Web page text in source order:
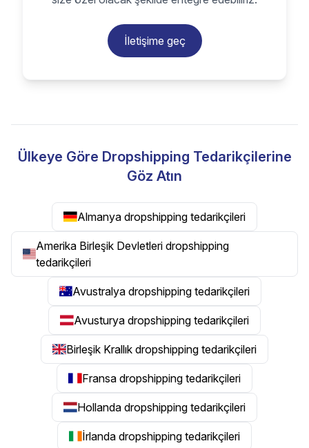
İletişime geç
Ülkeye Göre Dropshipping Tedarikçilerine
Göz Atın
Almanya dropshipping tedarikçileri
Amerika Birleşik Devletleri dropshipping
tedarikçileri
Avustralya dropshipping tedarikçileri
Avusturya dropshipping tedarikçileri
Birleşik Krallık dropshipping tedarikçileri
Fransa dropshipping tedarikçileri
Hollanda dropshipping tedarikçileri
İrlanda dropshipping tedarikçileri